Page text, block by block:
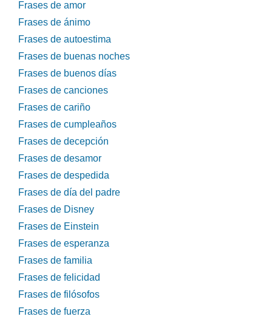
Frases de amor
Frases de ánimo
Frases de autoestima
Frases de buenas noches
Frases de buenos días
Frases de canciones
Frases de cariño
Frases de cumpleaños
Frases de decepción
Frases de desamor
Frases de despedida
Frases de día del padre
Frases de Disney
Frases de Einstein
Frases de esperanza
Frases de familia
Frases de felicidad
Frases de filósofos
Frases de fuerza